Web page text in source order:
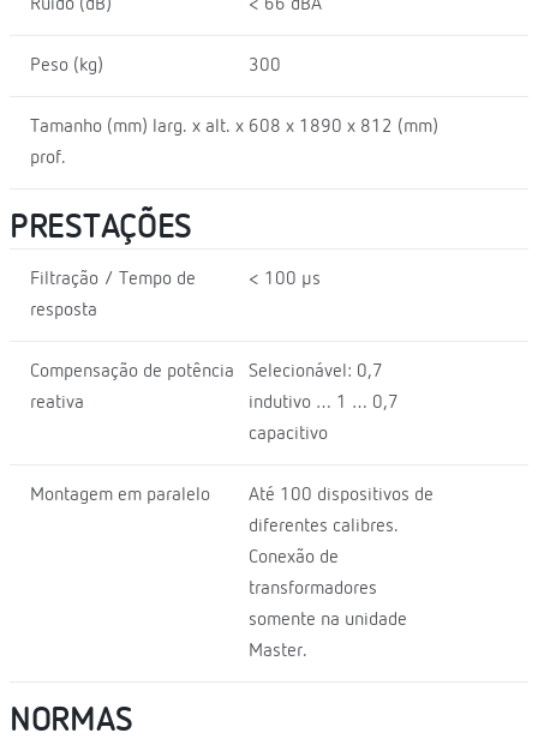
Ruído (dB) < 66 dBA
Peso (kg) 300
Tamanho (mm) larg. x alt. x
prof.
608 x 1890 x 812 (mm)
PRESTAÇÕES
Filtração / Tempo de
resposta
< 100 µs
Compensação de potência
reativa
Selecionável: 0,7
indutivo … 1 … 0,7
capacitivo
Montagem em paralelo
Até 100 dispositivos de
diferentes calibres.
Conexão de
transformadores
somente na unidade
Master.
NORMAS